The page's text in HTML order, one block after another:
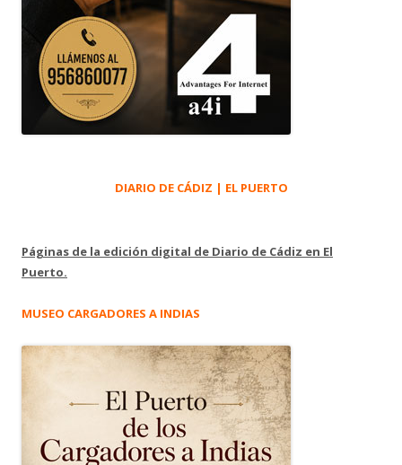
DIARIO DE CÁDIZ | EL PUERTO
Páginas de la edición digital de Diario de Cádiz en El
Puerto.
MUSEO CARGADORES A INDIAS